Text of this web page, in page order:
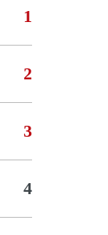
1
2
3
4